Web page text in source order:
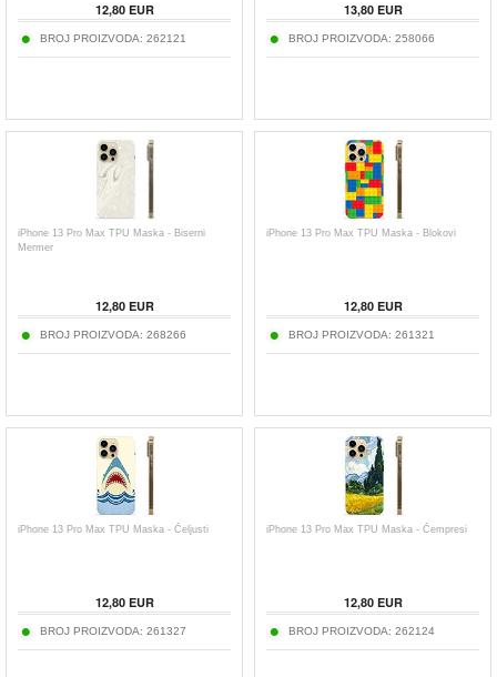
12,80EUR
BROJ PROIZVODA: 262121
13,80EUR
BROJ PROIZVODA: 258066
iPhone 13 Pro Max TPU Maska - Biserni
Mermer
12,80EUR
BROJ PROIZVODA: 268266
iPhone 13 Pro Max TPU Maska - Blokovi
12,80EUR
BROJ PROIZVODA: 261321
iPhone 13 Pro Max TPU Maska - Čeljusti
12,80EUR
BROJ PROIZVODA: 261327
iPhone 13 Pro Max TPU Maska - Čempresi
12,80EUR
BROJ PROIZVODA: 262124